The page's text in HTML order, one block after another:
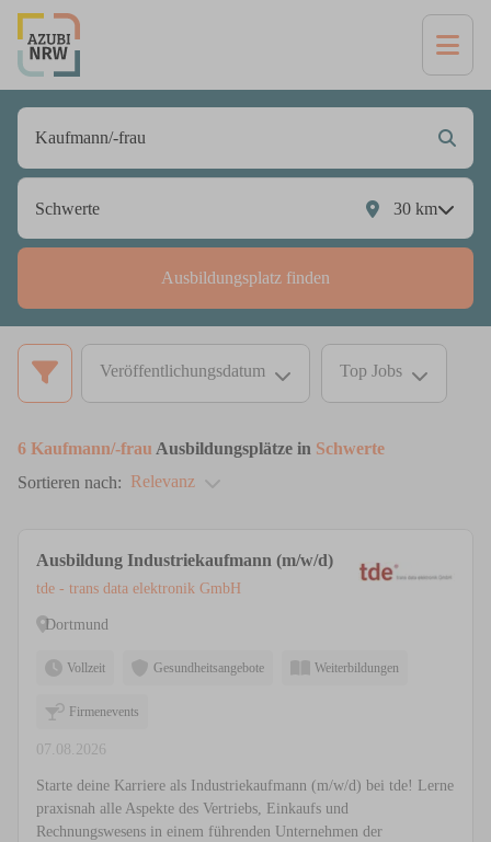
30 km
Ausbildungsplatz finden
Veröffentlichungsdatum Top Jobs
6 Kaufmann/-frau Ausbildungsplätze in Schwerte
Sortieren nach: Relevanz
Ausbildung Industriekaufmann (m/w/d)
tde - trans data elektronik GmbH
Dortmund
Vollzeit Gesundheitsangebote Weiterbildungen
Firmenevents
07.08.2026
Starte deine Karriere als Industriekaufmann (m/w/d) bei tde! Lerne
praxisnah alle Aspekte des Vertriebs, Einkaufs und
Rechnungswesens in einem führenden Unternehmen der